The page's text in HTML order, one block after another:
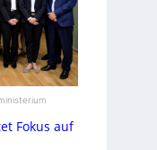
Fokus auf